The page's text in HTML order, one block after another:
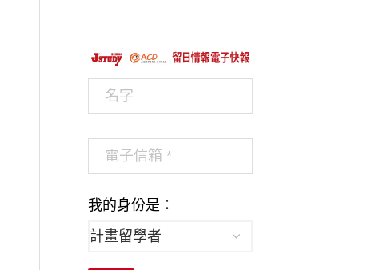
我的身份是：